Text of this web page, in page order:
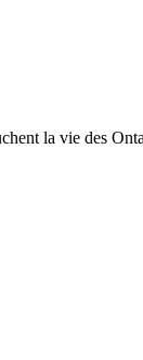
la vie des